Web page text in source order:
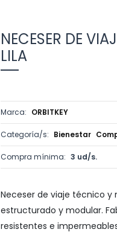
NECESER DE
LILA
Marca: ORBITKEY
Categoría/s: Bienestar
Compra mínima: 3 ud/s.
Neceser de viaje técnico y
estructurado y modular.
resistentes e